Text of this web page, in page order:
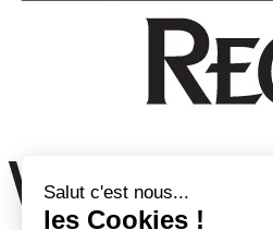
Salut c'est nous...
les Cookies !